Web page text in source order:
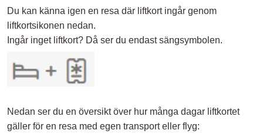
Du kan känna igen en resa där liftkort ingår genom
liftkortsikonen nedan.
Ingår inget liftkort? Då ser du endast sängsymbolen.
Nedan ser du en översikt över hur många dagar liftkortet
gäller för en resa med egen transport eller flyg: